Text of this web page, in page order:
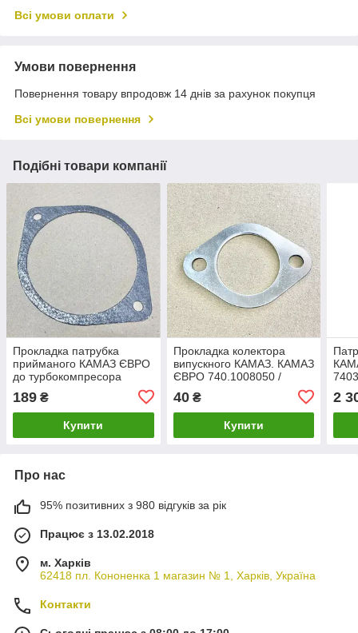
Всі умови оплати
Умови повернення
Повернення товару впродовж 14 днів за рахунок покупця
Всі умови повернення
Подібні товари компанії
Прокладка патрубка
прийманого КАМАЗ ЄВРО
до турбокомпресора
(металоасист, D = 120 мм)
54115-1203023-20
189 ₴
Купити
Прокладка колектора
випускного КАМАЗ. КАМАЗ
ЄВРО 740.1008050 /
40₴
Купити
2
Про нас
95% позитивних з 980 відгуків за рік
Працює з 13.02.2018
м. Харків
62418 пл. Кононенка 1 магазин № 1, Харків, Україна
Контакти